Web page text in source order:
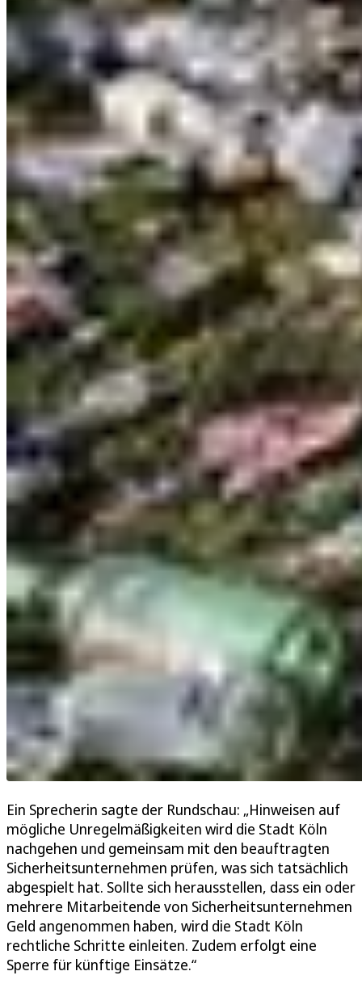
Ein Sprecherin sagte der Rundschau: „Hinweisen auf
mögliche Unregelmäßigkeiten wird die Stadt Köln
nachgehen und gemeinsam mit den beauftragten
Sicherheitsunternehmen prüfen, was sich tatsächlich
abgespielt hat. Sollte sich herausstellen, dass ein oder
mehrere Mitarbeitende von Sicherheitsunternehmen
Geld angenommen haben, wird die Stadt Köln
rechtliche Schritte einleiten. Zudem erfolgt eine
Sperre für künftige Einsätze.“